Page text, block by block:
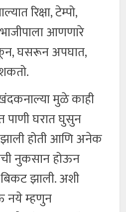
रिक्षा, टेम्पो,
आणणारे
घसरून अपघात,
खंदकनाल्या मुळे काही
पाणी घरात घुसुन
झाली होती आणि अनेक
नुकसान होऊन
झाली. अशी
नये म्हणुन